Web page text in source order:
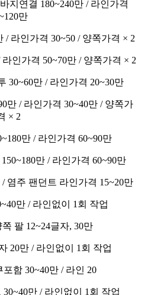
지연결 180~240만 / 라인가격
만
/ 라인가격 30~50 / 양쪽가격 × 2
인가격 50~70만 / 양쪽가격 × 2
30~60만 / 라인가격 20~30만
만 / 라인가격 30~40만 / 양쪽가
× 2
만 / 라인가격 60~90만
만 / 라인가격 60~90만
염주 팬던트 라인가격 15~20만
만 / 라인없이 1회 작업
팔 12~24글자, 30만
20만 / 라인없이 1회 작업
함 30~40만 / 라인 20
만 / 라인없이 1회 작업